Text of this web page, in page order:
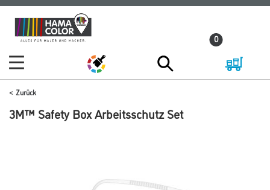
Zum
Inhalt
Zum
Navigationsmenü
0
Zurück
3M™ Safety Box Arbeitsschutz Set